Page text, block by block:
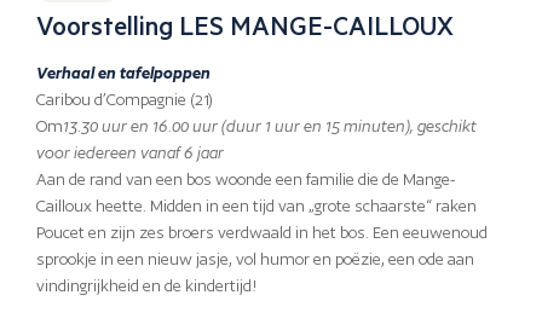
Voorstelling LES MANGE-CAILLOUX
Verhaal en tafelpoppen
Caribou d’Compagnie (21)
Om13.30 uur en 16.00 uur (duur 1 uur en 15 minuten), geschikt
voor iedereen vanaf 6 jaar
Aan de rand van een bos woonde een familie die de Mange-
Cailloux heette. Midden in een tijd van „grote schaarste“ raken
Poucet en zijn zes broers verdwaald in het bos. Een eeuwenoud
sprookje in een nieuw jasje, vol humor en poëzie, een ode aan
vindingrijkheid en de kindertijd!